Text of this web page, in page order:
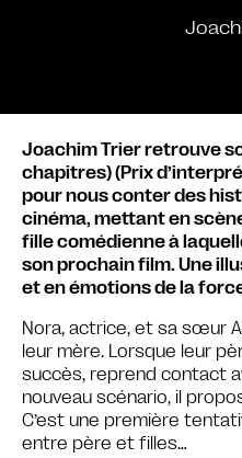
Joachim Trier retrouve
chapitres) (Prix
pour nous conter des
cinéma, mettant en
fille comédienne à
son prochain film. Une
et en émotions de la
Nora, actrice, et sa sœur
leur mère. Lorsque leur
succès, reprend contact
nouveau scénario, il
C’est une première
entre père et filles…